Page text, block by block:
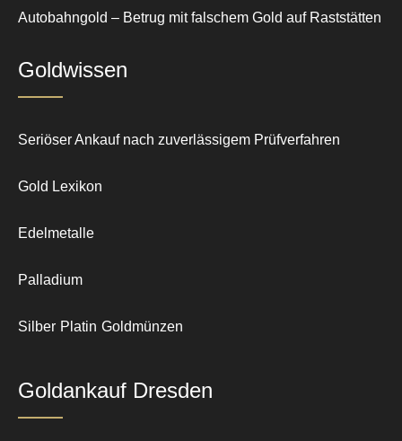
Autobahngold – Betrug mit falschem Gold auf Raststätten
Goldwissen
Seriöser Ankauf nach zuverlässigem Prüfverfahren
Gold Lexikon
Edelmetalle
Palladium
Silber Platin Goldmünzen
Goldankauf Dresden